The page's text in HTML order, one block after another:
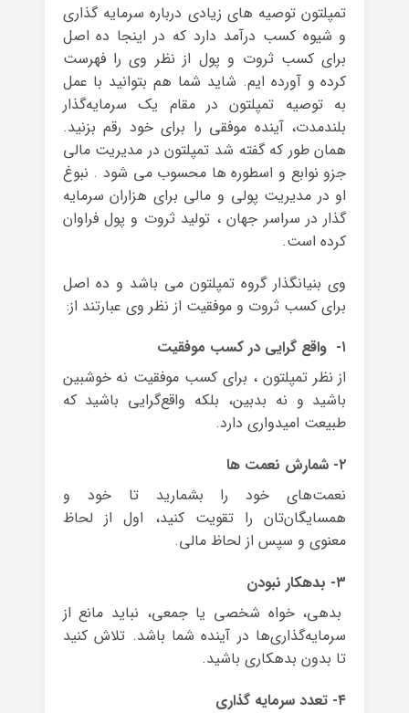
تمپلتون توصیه های زیادی درباره سرمایه گذاری
و شیوه کسب درآمد دارد که در اینجا ده اصل
برای کسب ثروت و پول از نظر وی را فهرست
کرده و آورده ایم. شاید شما هم بتوانید با عمل
به توصیه تمپلتون در مقام یک سرمایه‌گذار
بلندمدت، آینده موفقی را برای خود رقم بزنید.
همان طور که گفته شد تمپلتون در مدیریت مالی
جزو نوابع و اسطوره ها محسوب می شود . نبوغ
او در مدیریت پولی و مالی برای هزاران سرمایه
گذار در سراسر جهان ، تولید ثروت و پول فراوان
کرده است.
وی بنیانگذار گروه تمپلتون می باشد و ده اصل
برای کسب ثروت و موفقیت از نظر وی عبارتند از:
۱- واقع گرایی در کسب موفقیت
از نظر تمپلتون ، برای کسب موفقیت نه خوشبین
باشید و نه بدبین، بلکه واقع‌گرایی باشید که
طبیعت امیدواری دارد.
۲- شمارش نعمت ها
نعمت‌های خود را بشمارید تا خود و
همسایگان‌تان را تقویت کنید، اول از لحاظ
معنوی و سپس از لحاظ مالی.
۳- بدهکار نبودن
بدهی، خواه شخصی یا جمعی، نباید مانع از
سرمایه‌گذاری‌ها در آینده شما باشد. تلاش کنید
تا بدون بدهکاری باشید.
۴- تعدد سرمایه گذاری